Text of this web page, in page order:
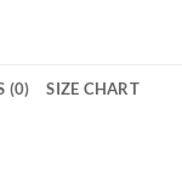
(0) SIZE CHART